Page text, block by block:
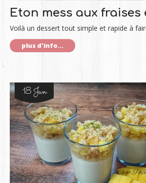
Eton mess aux
Voilà un dessert tout simple et rapide à
plus d'info...
18 Jan